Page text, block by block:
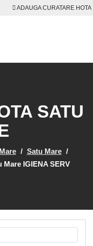
ADAUGA CURATARE HOTA
SATU
/ Satu Mare /
IGIENA SERV